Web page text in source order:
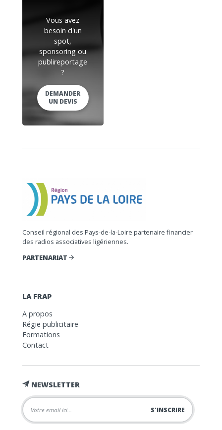
Vous avez
besoin d'un
spot,
sponsoring ou
publireportage
?
DEMANDER
UN DEVIS
Conseil régional des Pays-de-la-Loire partenaire financier
des radios associatives ligériennes.
PARTENARIAT
LA FRAP
A propos
Régie publicitaire
Formations
Contact
NEWSLETTER